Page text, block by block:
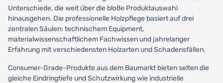
Unterschiede, die weit über die bloße Produktauswahl
hinausgehen. Die professionelle Holzpflege basiert auf drei
zentralen Säulen: technischem Equipment,
materialwissenschaftlichem Fachwissen und jahrelanger
Erfahrung mit verschiedensten Holzarten und Schadensfällen.
Consumer-Grade-Produkte aus dem Baumarkt bieten selten die
gleiche Eindringtiefe und Schutzwirkung wie industrielle